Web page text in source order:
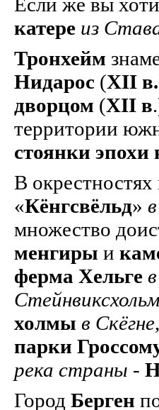
катере из
Тронхейм
Нидарос (XII в.
дворцом (XII в
территории
стоянки эпохи
В
«Кёнгсвёльд»
множество
менгиры и
ферма Хельге
холмы в Скёгне,
парки
река страны -
Город Берген